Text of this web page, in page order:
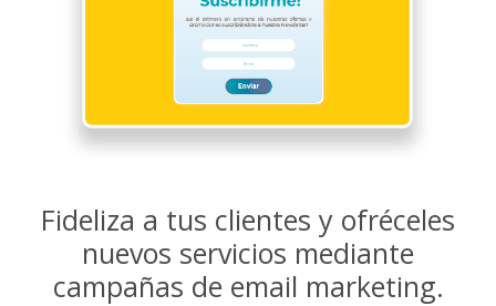
Fideliza a tus clientes y ofréceles
nuevos servicios mediante
campañas de email marketing.